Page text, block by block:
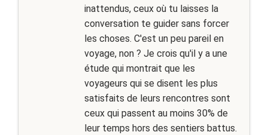
inattendus, ceux où tu laisses la
conversation te guider sans forcer
les choses. C'est un peu pareil en
voyage, non ? Je crois qu'il y a une
étude qui montrait que les
voyageurs qui se disent les plus
satisfaits de leurs rencontres sont
ceux qui passent au moins 30% de
leur temps hors des sentiers battus.